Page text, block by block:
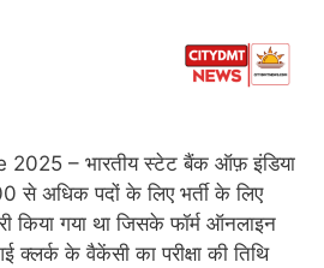
– भारतीय स्टेट बैंक ऑफ़ इंडिया
अधिक पदों के लिए भर्ती के लिए
किया गया था जिसके फॉर्म ऑनलाइन
क्लर्क के वैकेंसी का परीक्षा की तिथि